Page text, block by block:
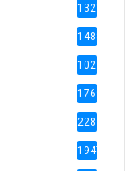
1321
1488
1027
1769
2287
1947